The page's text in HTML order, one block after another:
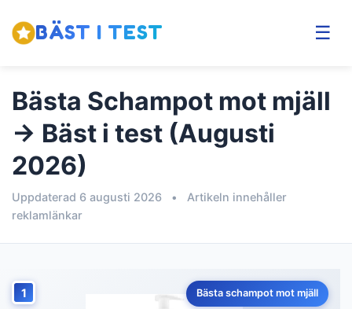
BÄST I TEST ☰
Bästa Schampot mot mjäll
→ Bäst i test (Augusti
2026)
Uppdaterad 6 augusti 2026 •
Artikeln innehåller
reklamlänkar
1 Bästa schampot mot mjäll